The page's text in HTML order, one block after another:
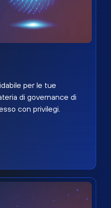
per le tue
di governance di
con privilegi.